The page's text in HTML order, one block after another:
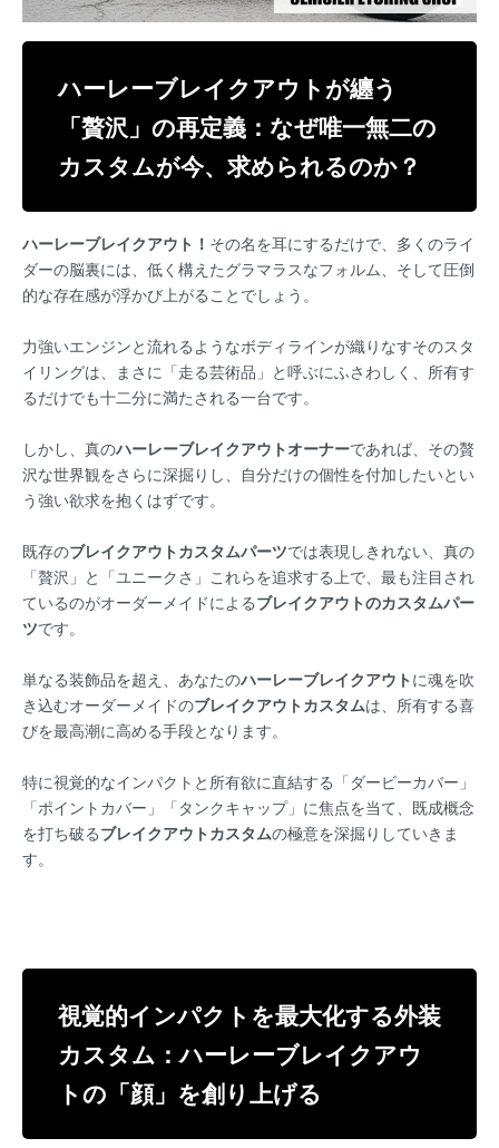
ハーレーブレイクアウトが纏う
「贅沢」の再定義：なぜ唯一無二の
カスタムが今、求められるのか？
ハーレーブレイクアウト！ その名を耳にするだけで、多くのライ
ダーの脳裏には、低く構えたグラマラスなフォルム、そして圧倒
的な存在感が浮かび上がることでしょう。
力強いエンジンと流れるようなボディラインが織りなすそのスタ
イリングは、まさに「走る芸術品」と呼ぶにふさわしく、所有す
るだけでも十二分に満たされる一台です。
しかし、真のハーレーブレイクアウトオーナーであれば、その贅
沢な世界観をさらに深掘りし、自分だけの個性を付加したいとい
う強い欲求を抱くはずです。
既存のブレイクアウトカスタムパーツでは表現しきれない、真の
「贅沢」と「ユニークさ」これらを追求する上で、最も注目され
ているのがオーダーメイドによるブレイクアウトのカスタムパー
ツです。
単なる装飾品を超え、あなたのハーレーブレイクアウト に魂を吹
き込むオーダーメイドのブレイクアウトカスタムは、所有する喜
びを最高潮に高める手段となります。
特に視覚的なインパクトと所有欲に直結する「ダービーカバー」
「ポイントカバー」「タンクキャップ」に焦点を当て、既成概念
を打ち破るブレイクアウトカスタムの極意を深掘りしていきま
す。
視覚的インパクトを最大化する外装
カスタム：ハーレーブレイクアウ
トの「顔」を創り上げる